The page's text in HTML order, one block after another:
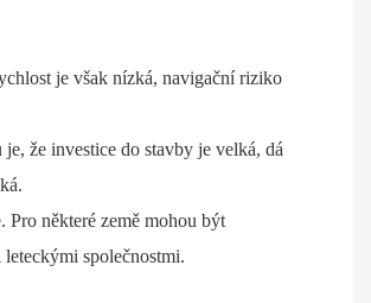
je však nízká, navigační riziko
že investice do stavby je velká, dá
Pro některé země mohou být
společnostmi.